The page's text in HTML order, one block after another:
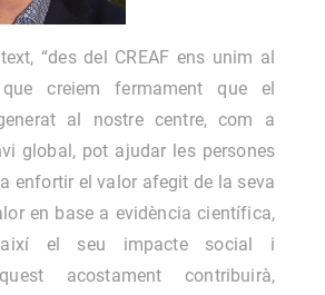
“des del CREAF ens unim al
creiem fermament que el
al nostre centre, com a
global, pot ajudar les persones
enfortir el valor afegit de la seva
en base a evidència científica,
així el seu impacte social i
acostament contribuirà,